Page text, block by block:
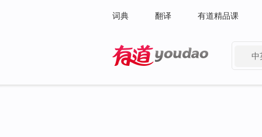
词典 翻译 有道精品课
中